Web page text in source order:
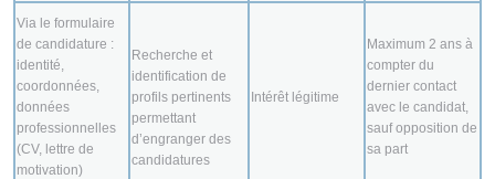
Via le formulaire
de candidature :
identité,
coordonnées,
données
professionnelles
(CV, lettre de
motivation)
Recherche et
identification de
profils pertinents
permettant
d’engranger des
candidatures
Intérêt légitime
Maximum 2 ans à
compter du
dernier contact
avec le candidat,
sauf opposition de
sa part